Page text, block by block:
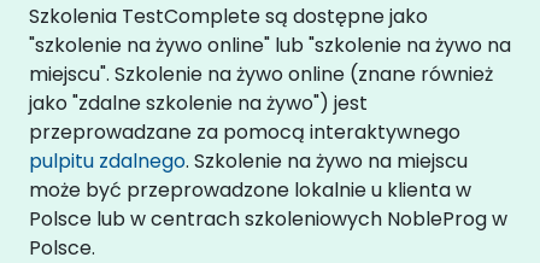
Szkolenia TestComplete są dostępne jako
"szkolenie na żywo online" lub "szkolenie na żywo na
miejscu". Szkolenie na żywo online (znane również
jako "zdalne szkolenie na żywo") jest
przeprowadzane za pomocą interaktywnego
pulpitu zdalnego. Szkolenie na żywo na miejscu
może być przeprowadzone lokalnie u klienta w
Polsce lub w centrach szkoleniowych NobleProg w
Polsce.